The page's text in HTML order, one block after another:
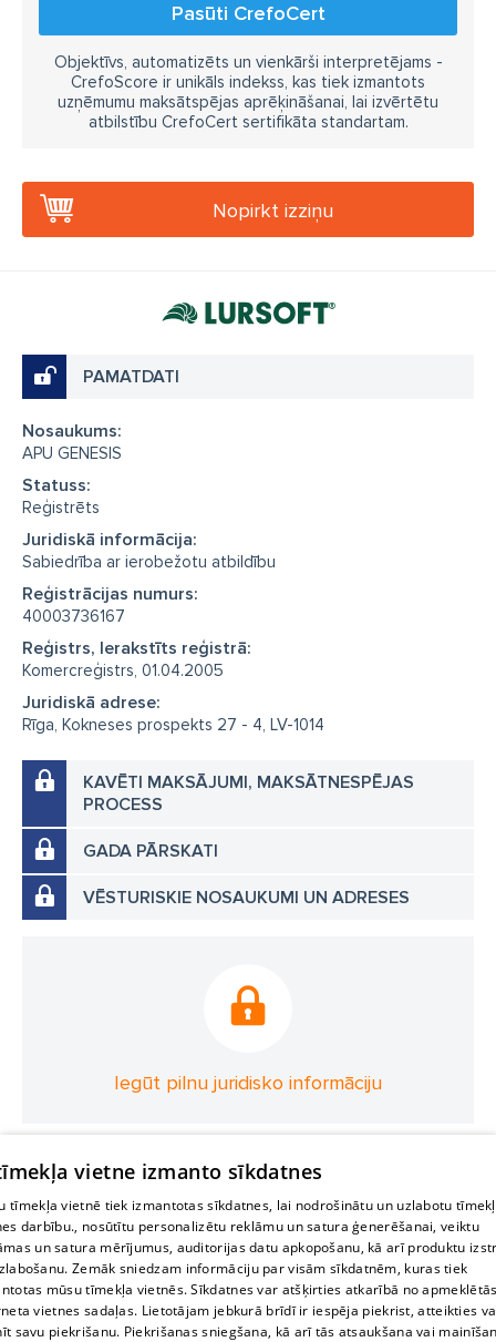
Pasūti CrefoCert
Objektīvs, automatizēts un vienkārši interpretējams -
CrefoScore ir unikāls indekss, kas tiek izmantots
uzņēmumu maksātspējas aprēķināšanai, lai izvērtētu
atbilstību CrefoCert sertifikāta standartam.
Nopirkt izziņu
PAMATDATI
Nosaukums:
APU GENESIS
Statuss:
Reģistrēts
Juridiskā informācija:
Sabiedrība ar ierobežotu atbildību
Reģistrācijas numurs:
40003736167
Reģistrs, Ierakstīts reģistrā:
Komercreģistrs, 01.04.2005
Juridiskā adrese:
Rīga, Kokneses prospekts 27 - 4, LV-1014
KAVĒTI MAKSĀJUMI, MAKSĀTNESPĒJAS
PROCESS
GADA PĀRSKATI
VĒSTURISKIE NOSAUKUMI UN ADRESES
Iegūt pilnu juridisko informāciju
vietne izmanto sīkdatnes
tīmekļa vietnē tiek izmantotas sīkdatnes, lai nodrošinātu un uzlabotu
darbību., nosūtītu personalizētu reklāmu un satura ģenerēšanai, veiktu
un satura mērījumus, auditorijas datu apkopošanu, kā arī produktu
Zemāk sniedzam informāciju par visām sīkdatnēm, kuras tiek
mūsu tīmekļa vietnēs. Sīkdatnes var atšķirties atkarībā no
vietnes sadaļas. Lietotājam jebkurā brīdī ir iespēja piekrist, atteikties
savu piekrišanu. Piekrišanas sniegšana, kā arī tās atsaukšana vai